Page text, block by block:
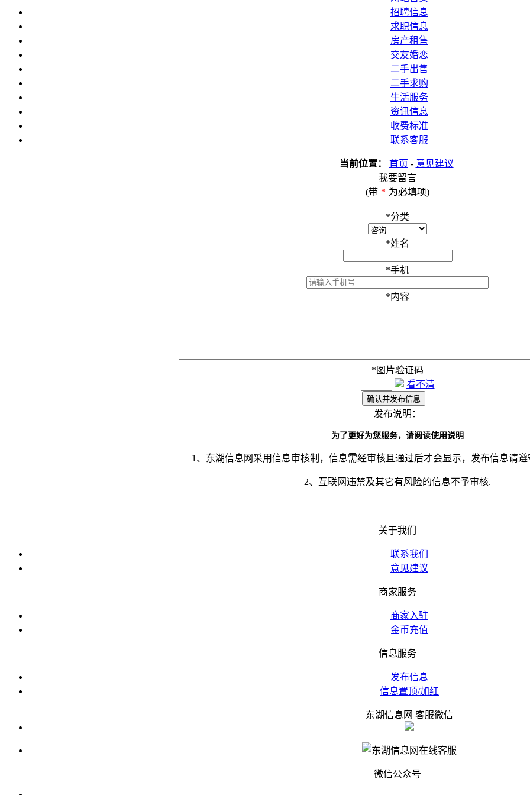
招聘信息
求职信息
房产租售
交友婚恋
二手出售
二手求购
生活服务
资讯信息
收费标准
联系客服
当前位置： 首页 - 意见建议
我要留言
(带 * 为必填项)
*分类
*姓名
*手机
*内容
* 图片验证码
看不清
发布说明：
为了更好为您服务，请阅读使用说明
1、东湖信息网采用信息审核制，信息需经审核且通过后才会显示，发布信息请遵
2、互联网违禁及其它有风险的信息不予审核.
关于我们
联系我们
意见建议
商家服务
商家入驻
金币充值
信息服务
发布信息
信息置顶/加红
东湖信息网 客服微信
微信公众号